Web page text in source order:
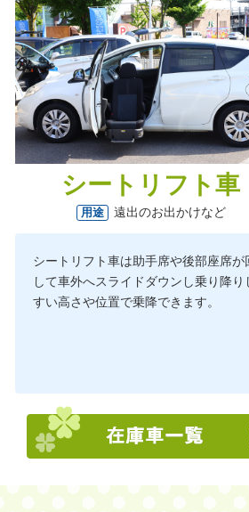
シートリフト車
用途 遠出のお出かけなど
シートリフト車は助手席や後部座席が
して車外へスライドダウンし乗り降り
すい高さや位置で乗降できます。